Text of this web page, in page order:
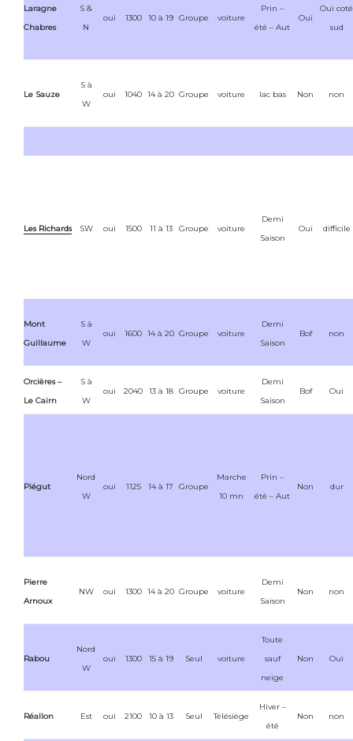
Laragne
Chabres
S &
N
oui 1300 10 à 19 Groupe voiture
Prin –
été – Aut
Oui
Oui coté
sud
Le Sauze
S à
W
oui 1040 14 à 20 Groupe voiture lac bas Non non
Les Richards SW oui 1500 11 à 13 Groupe voiture
Demi
Saison
Oui difficile
Mont
Guillaume
S à
W
oui 1600 14 à 20 Groupe voiture
Demi
Saison
Bof non
Orcières –
Le Cairn
S à
W
oui 2040 13 à 18 Groupe voiture
Demi
Saison
Bof Oui
Piégut
Nord
W
oui 1125 14 à 17 Groupe
Marche
10 mn
Prin –
été – Aut
Non dur
Pierre
Arnoux
NW oui 1300 14 à 20 Groupe voiture
Demi
Saison
Non non
Rabou
Nord
W
oui 1300 15 à 19 Seul voiture
Toute
sauf
neige
Non Oui
Réallon Est oui 2100 10 à 13 Seul Télésiège
Hiver –
été
Non non